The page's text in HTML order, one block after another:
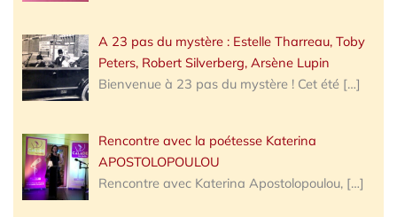
A 23 pas du mystère : Estelle Tharreau, Toby
Peters, Robert Silverberg, Arsène Lupin
Bienvenue à 23 pas du mystère ! Cet été […]
Rencontre avec la poétesse Katerina
APOSTOLOPOULOU
Rencontre avec Katerina Apostolopoulou, […]